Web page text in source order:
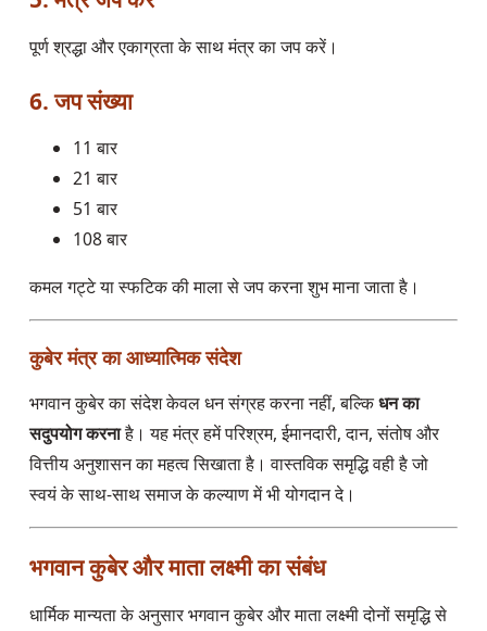
पूर्ण श्रद्धा और एकाग्रता के साथ मंत्र का जप करें।
6. जप संख्या
11 बार
21 बार
51 बार
108 बार
कमल गट्टे या स्फटिक की माला से जप करना शुभ माना जाता है।
कुबेर मंत्र का आध्यात्मिक संदेश
भगवान कुबेर का संदेश केवल धन संग्रह करना नहीं, बल्किधन का
सदुपयोग करनाहै। यह मंत्र हमें परिश्रम, ईमानदारी, दान, संतोष और
वित्तीय अनुशासन का महत्व सिखाता है। वास्तविक समृद्धि वही है जो
स्वयं के साथ-साथ समाज के कल्याण में भी योगदान दे।
भगवान कुबेर और माता लक्ष्मी का संबंध
धार्मिक मान्यता के अनुसार भगवान कुबेर और माता लक्ष्मी दोनों समृद्धि से